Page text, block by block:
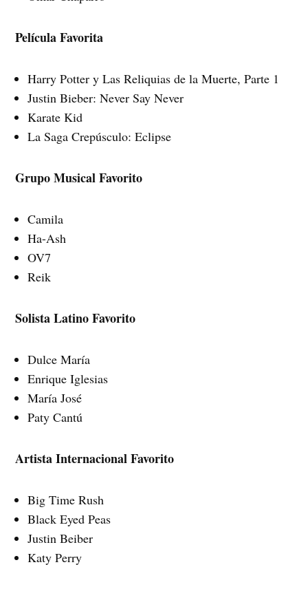
Película Favorita
Harry Potter y Las Reliquias de la Muerte, Parte 1
Justin Bieber: Never Say Never
Karate Kid
La Saga Crepúsculo: Eclipse
Grupo Musical Favorito
Camila
Ha-Ash
OV7
Reik
Solista Latino Favorito
Dulce María
Enrique Iglesias
María José
Paty Cantú
Artista Internacional Favorito
Big Time Rush
Black Eyed Peas
Justin Beiber
Katy Perry